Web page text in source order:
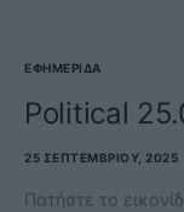
ΕΦΗΜΕΡΊΔΑ
Political
25 ΣΕΠΤΕΜΒΡΊΟΥ, 2025
Πατήστε το